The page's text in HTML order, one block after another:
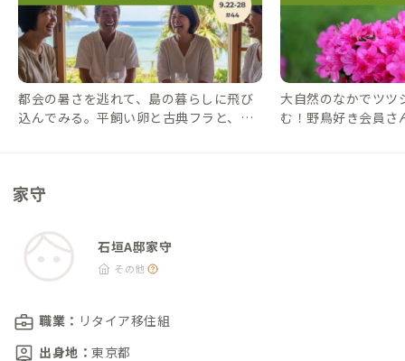
都会の暑さを逃れて、島の暮らしに飛び
込んでみる。平飼い卵と古典フラと、温
大自然のなかでツツ
む！野鳥好き会員さ
家守
石垣A邸家守
その他
職業： リタイア移住組
出身地： 東京都